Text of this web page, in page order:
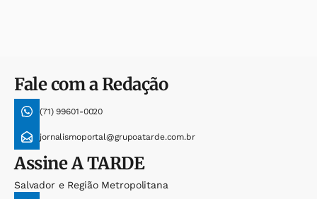
Fale com a Redação
(71) 99601-0020
jornalismoportal@grupoatarde.com.br
AssineA TARDE
Salvador e Região Metropolitana